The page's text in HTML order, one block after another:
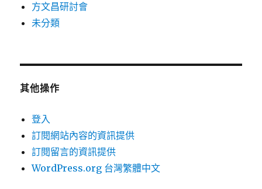
方文昌研討會
未分類
其他操作
登入
訂閱網站內容的資訊提供
訂閱留言的資訊提供
WordPress.org 台灣繁體中文